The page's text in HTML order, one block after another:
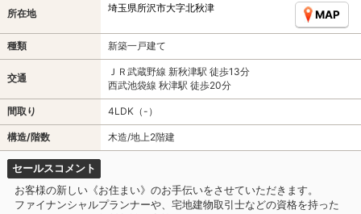
所在地 埼玉県所沢市大字北秋津
MAP
種類 新築一戸建て
交通
ＪＲ武蔵野線 新秋津駅 徒歩13分
西武池袋線 秋津駅 徒歩20分
間取り 4LDK（-）
構造/階数 木造/地上2階建
セールスコメント
お客様の新しい《お住まい》のお手伝いをさせていただきます。
ファイナンシャルプランナーや、宅地建物取引士などの資格を持った